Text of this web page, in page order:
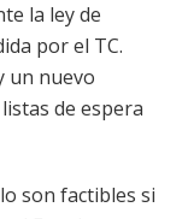
la ley de
por el TC.
un nuevo
de espera
son factibles si